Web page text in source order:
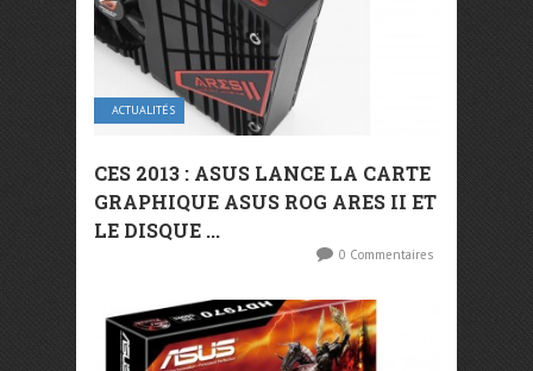
ACTUALITÉS
CES 2013 : ASUS LANCE LA CARTE
GRAPHIQUE ASUS ROG ARES II ET
LE DISQUE ...
0 Commentaires